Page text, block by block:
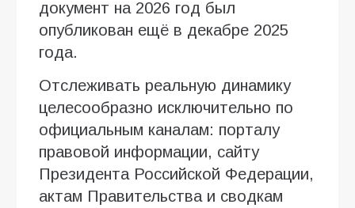
документ на 2026 год был
опубликован ещё в декабре 2025
года.
Отслеживать реальную динамику
целесообразно исключительно по
официальным каналам: порталу
правовой информации, сайту
Президента Российской Федерации,
актам Правительства и сводкам